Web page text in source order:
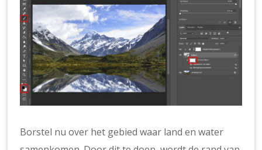
Borstel nu over het gebied waar land en water